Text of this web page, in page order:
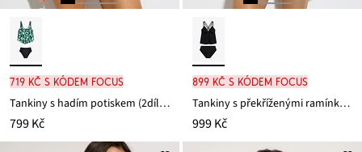
719 Kč s kódem FOCUS
Tankiny s hadím potiskem (2dílná souprava)
799 Kč
899 Kč s kódem FOCUS
Tankiny s překříženými ramínky, z rychleschnoucího materiálu (2dílná souprava)
999 Kč